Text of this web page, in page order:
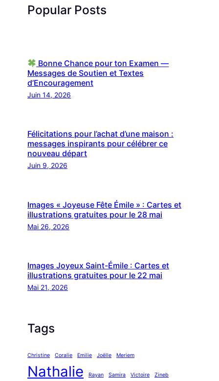
Popular Posts
Bonne Chance pour ton Examen —
Messages de Soutien et Textes
d’Encouragement
Juin 14, 2026
Félicitations pour l’achat d’une maison :
messages inspirants pour célébrer ce
nouveau départ
Juin 9, 2026
Images « Joyeuse Fête Émile » : Cartes et
illustrations gratuites pour le 28 mai
Mai 26, 2026
Images Joyeux Saint-Émile : Cartes et
illustrations gratuites pour le 22 mai
Mai 21, 2026
Tags
Christine Coralie Emilie Joëlle Meriem
Nathalie Rayan Samira Victoire Zineb